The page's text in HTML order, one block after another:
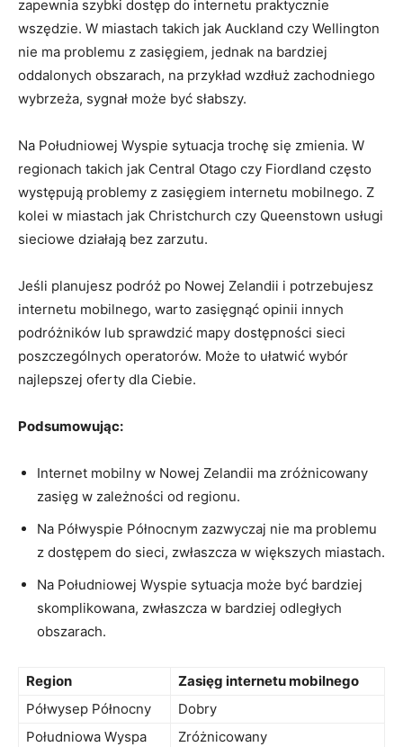
zapewnia szybki dostęp do internetu praktycznie
wszędzie. W miastach takich jak ⁣Auckland czy Wellington ​
nie ma problemu z ⁣zasięgiem,​ jednak na ‍bardziej
oddalonych ​obszarach, na przykład ​wzdłuż zachodniego
wybrzeża, sygnał może być słabszy.
Na‌ Południowej Wyspie ​sytuacja trochę ⁣się zmienia. W
regionach takich jak Central⁤ Otago czy Fiordland często
występują problemy z zasięgiem internetu mobilnego. Z
kolei w ‍miastach jak Christchurch czy Queenstown usługi
sieciowe działają bez zarzutu.
Jeśli planujesz podróż po Nowej ⁣Zelandii i potrzebujesz
internetu⁢ mobilnego, warto zasięgnąć opinii innych
podróżników lub sprawdzić ‌mapy⁣ dostępności sieci
poszczególnych​ operatorów. Może to ułatwić wybór
⁢najlepszej oferty dla Ciebie.
Podsumowując:
Internet mobilny w Nowej Zelandii ma zróżnicowany
zasięg⁢ w zależności od regionu.
Na Półwyspie ‍Północnym zazwyczaj⁢ nie‌ ma‌ problemu
z dostępem ⁢do sieci, zwłaszcza w większych miastach.
Na Południowej Wyspie sytuacja może⁢ być bardziej
skomplikowana, ⁣zwłaszcza w bardziej odległych
obszarach.
Region
Zasięg internetu​ mobilnego
Półwysep Północny
Dobry
Południowa Wyspa
Zróżnicowany